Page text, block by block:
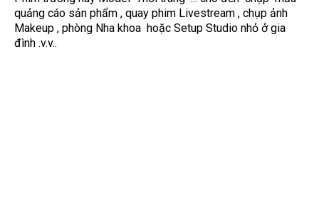
quảng cáo sản phẩm , quay phim Livestream , chụp ảnh
Makeup , phòng Nha khoa hoặc Setup Studio nhỏ ở gia
đình .v.v..